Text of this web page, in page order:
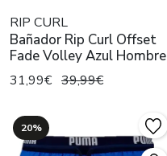
RIP CURL
Bañador Rip Curl Offset
Fade Volley Azul Hombre
31,99€ 39,99€
20%